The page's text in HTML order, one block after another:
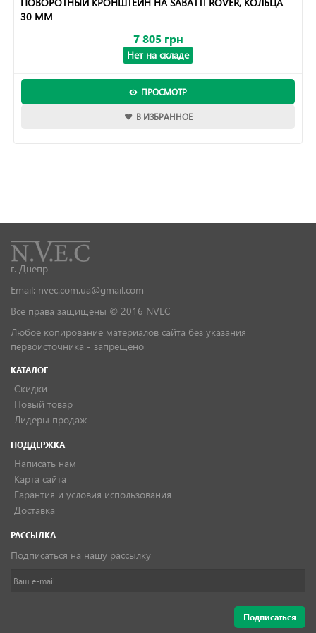
30 ММ
7 805 грн
Нет на складе
ПРОСМОТР
В ИЗБРАННОЕ
г. Днепр
Email: nvec.com.ua@gmail.com
Все права защищены © 2016 NVEC
Любое копирование материалов сайта без указания
первоисточника - запрещено
КАТАЛОГ
Скидки
Новый товар
Лидеры продаж
ПОДДЕРЖКА
Написать нам
Карта сайта
Гарантия и условия использования
Доставка
РАССЫЛКА
Подписаться на нашу рассылку